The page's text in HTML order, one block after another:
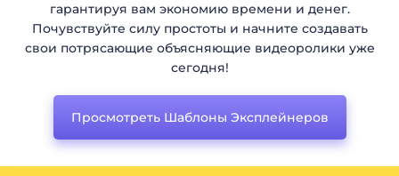
гарантируя вам экономию времени и денег.
Почувствуйте силу простоты и начните создавать
свои потрясающие объясняющиe видеоролики уже
сегодня!
Просмотреть Шаблоны Эксплейнеров